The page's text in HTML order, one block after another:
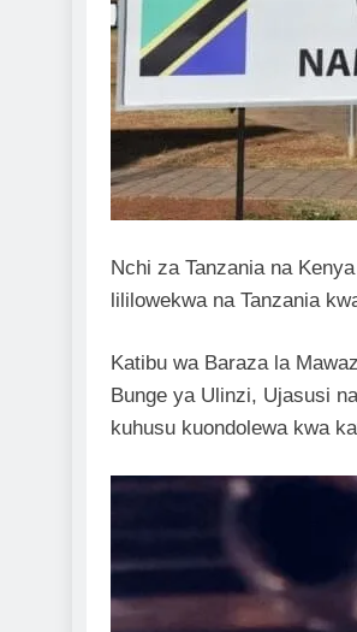
Nchi za Tanzania na
lililowekwa na Tanzania
Katibu wa Baraza la
Bunge ya Ulinzi, Ujasusi
kuhusu kuondolewa kwa